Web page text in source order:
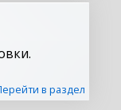
в раздел